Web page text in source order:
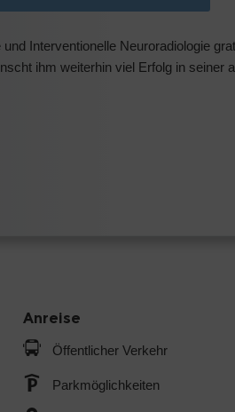
Interventionelle Neuroradiologie
ihm weiterhin viel Erfolg in seiner
Anreise
Öffentlicher Verkehr
Parkmöglichkeiten